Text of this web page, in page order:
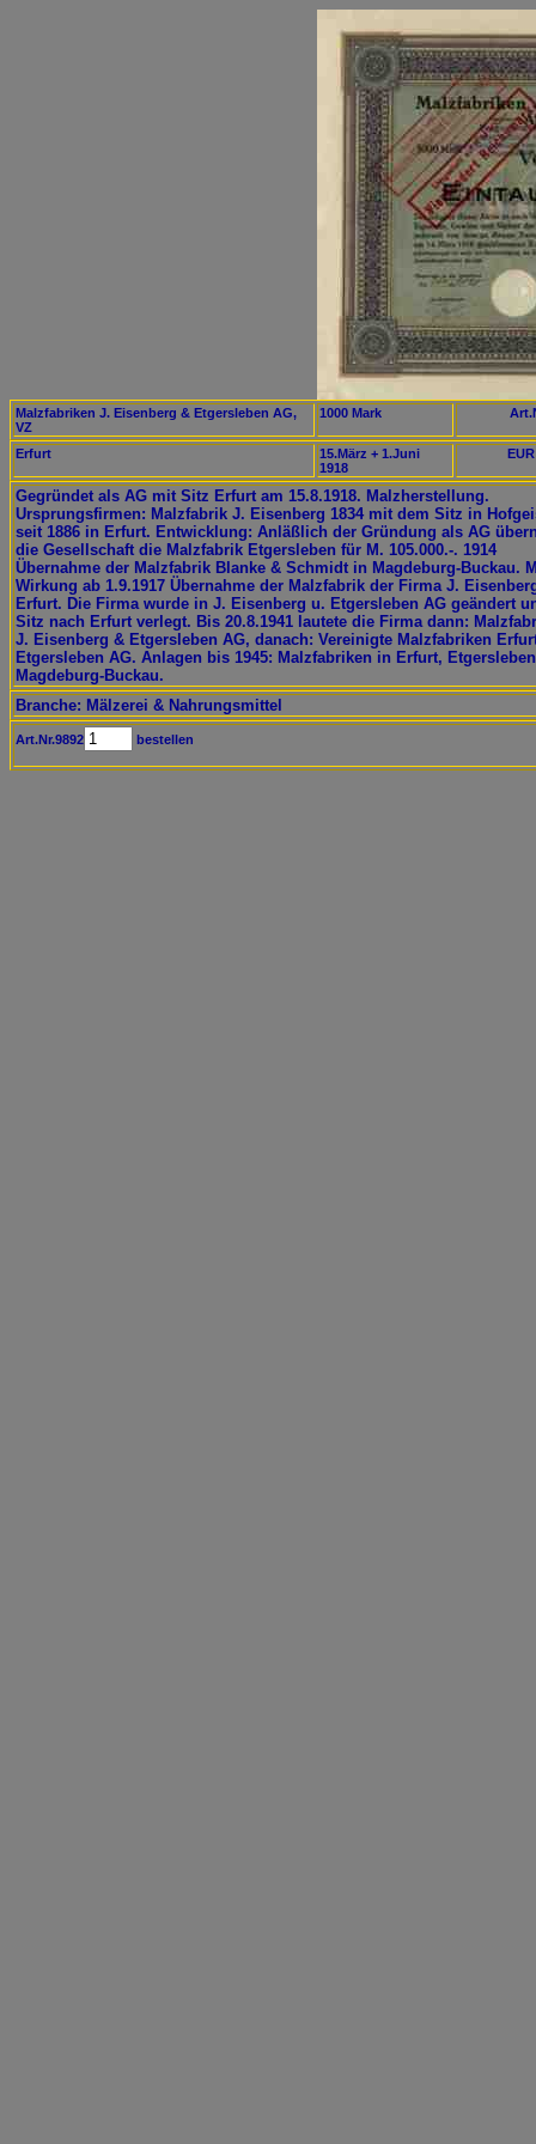
Malzfabriken J. Eisenberg & Etgersleben AG,
VZ
1000 Mark
Erfurt
15.März + 1.Juni
1918
Gegründet als AG mit Sitz Erfurt am 15.8.1918. Malzherstellung.
Ursprungsfirmen: Malzfabrik J. Eisenberg 1834 mit dem Sitz in
seit 1886 in Erfurt. Entwicklung: Anläßlich der Gründung als AG
die Gesellschaft die Malzfabrik Etgersleben für M. 105.000.-. 1914
Übernahme der Malzfabrik Blanke & Schmidt in Magdeburg-Buckau.
Wirkung ab 1.9.1917 Übernahme der Malzfabrik der Firma J.
Erfurt. Die Firma wurde in J. Eisenberg u. Etgersleben AG geändert
Sitz nach Erfurt verlegt. Bis 20.8.1941 lautete die Firma dann:
J. Eisenberg & Etgersleben AG, danach: Vereinigte Malzfabriken
Etgersleben AG. Anlagen bis 1945: Malzfabriken in Erfurt,
Magdeburg-Buckau.
Branche: Mälzerei & Nahrungsmittel
Art.Nr.9892 bestellen